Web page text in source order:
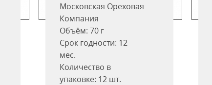
Московская Ореховая
Компания
Объём:70 г
Срок годности: 12
мес.
Количество в
упаковке: 12 шт.